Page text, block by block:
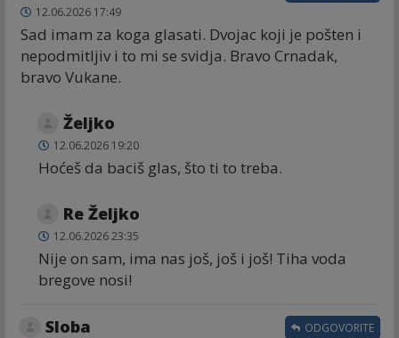
12.06.2026 17:49
Sad imam za koga glasati. Dvojac koji je pošten i
nepodmitljiv i to mi se svidja. Bravo Crnadak,
bravo Vukane.
Željko
12.06.2026 19:20
Hoćeš da baciš glas, što ti to treba.
Re Željko
12.06.2026 23:35
Nije on sam, ima nas još, još i još! Tiha voda
bregove nosi!
Sloba ODGOVORITE